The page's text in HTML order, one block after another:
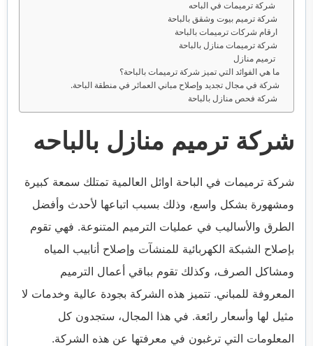
شركة ترميمات في الباحه
شركة ترميم بيوت وشقق بالباحة
ارقام شركات ترميمات بالباحة
شركة ترميمات منازل بالباحة
ترميم منازل
ما هي الفوائد التي تميز شركة ترميمات بالباحة؟
شركة في مجال تجديد وإصلاح مباني العمائر في منطقة الباحة.
شركة فحص منازل بالباحة
شركة ترميم منازل بالباحه
شركة ترميمات في الباحة اوائل العالمية تمتلك سمعة كبيرة
ومشهورة بشكل واسع، وذلك بسبب اتباعها لأحدث وأفضل
الطرق والأساليب في عمليات الترميم المتنوعة. فهي تقوم
بإصلاح الشبكة الكهربائية للمنشآت وإصلاح أنابيب المياه
ومشاكل الصرف، وكذلك تقوم بباقي أعمال الترميم
المعروفة للمباني. تتميز هذه الشركة بجودة عالية وخدمات لا
مثيل لها وأسعار رائعة. في هذا المجال، ستجدون كل
المعلومات التي ترغبون في معرفتها عن هذه الشركة.